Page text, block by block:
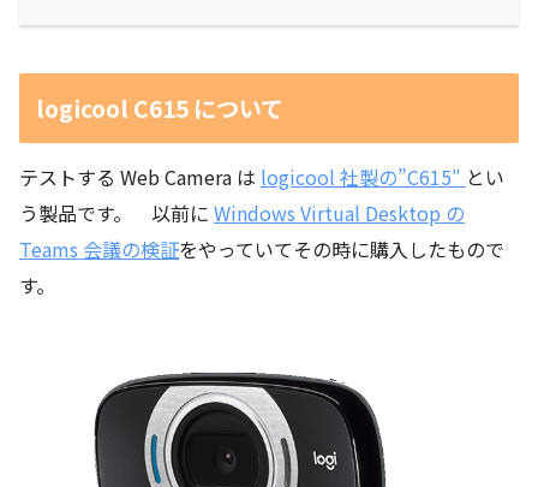
logicool C615 について
テストする Web Camera は logicool 社製の”C615″ とい
う製品です。 以前に Windows Virtual Desktop の
Teams 会議の検証をやっていてその時に購入したもので
す。